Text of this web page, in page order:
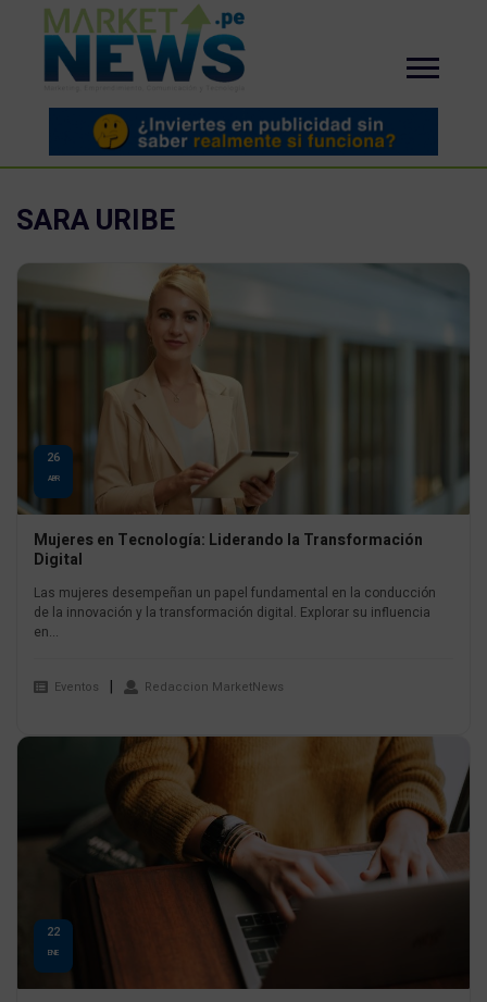
SARA URIBE
26
ABR
Mujeres en Tecnología: Liderando la Transformación
Digital
Las mujeres desempeñan un papel fundamental en la conducción
de la innovación y la transformación digital. Explorar su influencia
en...
Eventos Redaccion MarketNews
22
ENE